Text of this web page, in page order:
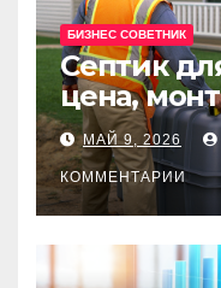
БИЗНЕС СОВЕТНИК
Септик
цена,
МАЙ 9, 2026
КОММЕНТАРИИ